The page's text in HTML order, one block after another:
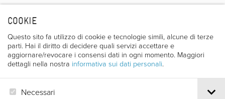
COOKIE
Questo sito fa utilizzo di cookie e tecnologie simili, alcune di terze
parti. Hai il diritto di decidere quali servizi accettare e
aggiornare/revocare i consensi dati in ogni momento. Maggiori
dettagli nella nostra informativa sui dati personali.
Necessari
Regista